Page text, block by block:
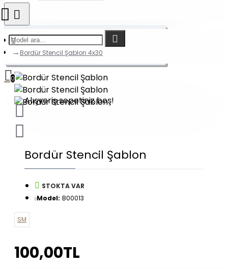
0
Alışveriş sepetiniz boş!
Bordür Stencil Şablon 4x30
Bordür Stencil Şablon
STOKTA VAR
Model: B00013
SM
100,00TL